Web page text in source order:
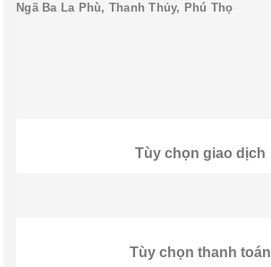
Ngã Ba La Phù, Thanh Thủy, Phú Thọ
Tùy chọn giao dịch
Tùy chọn thanh toán